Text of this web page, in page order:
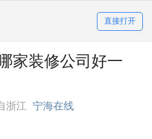
直接打开
家装修公司好一
浙江 宁海在线